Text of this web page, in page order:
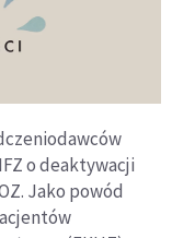
o deaktywacji
Jako powód